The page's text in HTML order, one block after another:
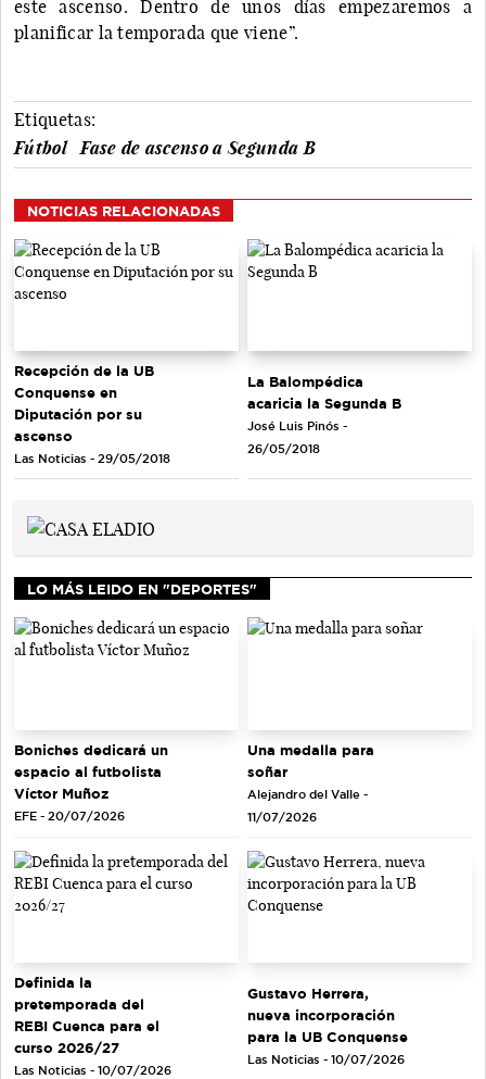
este ascenso. Dentro de unos días empezaremos a
planificar la temporada que viene”.
Etiquetas:
Fútbol
Fase de ascenso a Segunda B
NOTICIAS RELACIONADAS
Recepción de la UB
Conquense en
Diputación por su
ascenso
Las Noticias - 29/05/2018
La Balompédica
acaricia la Segunda B
José Luis Pinós -
26/05/2018
LO MÁS LEIDO EN "DEPORTES"
Boniches dedicará un
espacio al futbolista
Víctor Muñoz
EFE - 20/07/2026
Una medalla para
soñar
Alejandro del Valle -
11/07/2026
Definida la
pretemporada del
REBI Cuenca para el
curso 2026/27
Las Noticias - 10/07/2026
Gustavo Herrera,
nueva incorporación
para la UB Conquense
Las Noticias - 10/07/2026